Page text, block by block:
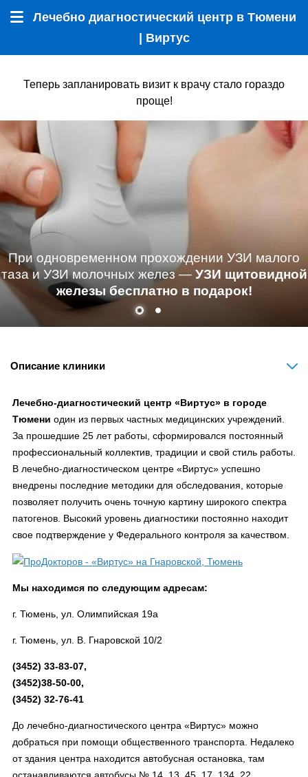
Лечебно диагностический центр в Тюмени
| Виртус
Теперь запланировать визит к врачу стало гораздо
проще!
При одновременном прохождении УЗИ малого
таза и УЗИ молочных желез — УЗИ щитовидной
железы бесплатно в подарок!
Описание клиники
Лечебно-диагностический центр «Виртус» в городе
Тюмени один из первых частных медицинских учреждений.
За прошедшие 25 лет работы, сформировался постоянный
профессиональный коллектив, традиции и свой стиль работы.
В лечебно-диагностическом центре «Виртус» успешно
внедрены последние методики для обследования, которые
позволяет получить очень точную картину широкого спектра
патогенов. Высокий уровень диагностики постоянно находит
свое подтверждение у Федерального контроля за качеством.
Мы находимся по следующим адресам:
г. Тюмень, ул. Олимпийская 19а
г. Тюмень, ул. В. Гнаровской 10/2
(3452) 33-83-07,
(3452)38-50-00,
(3452) 32-76-41
До лечебно-диагностического центра «Виртус» можно
добраться при помощи общественного транспорта. Недалеко
от здания центра находится автобусная остановка, там